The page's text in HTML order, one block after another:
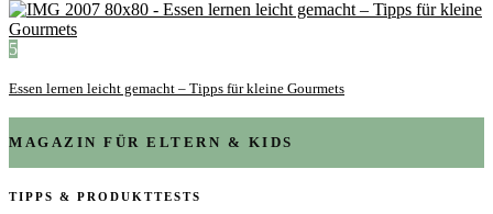
5
Essen lernen leicht gemacht – Tipps für kleine Gourmets
MAGAZIN FÜR ELTERN & KIDS
TIPPS & PRODUKTTESTS